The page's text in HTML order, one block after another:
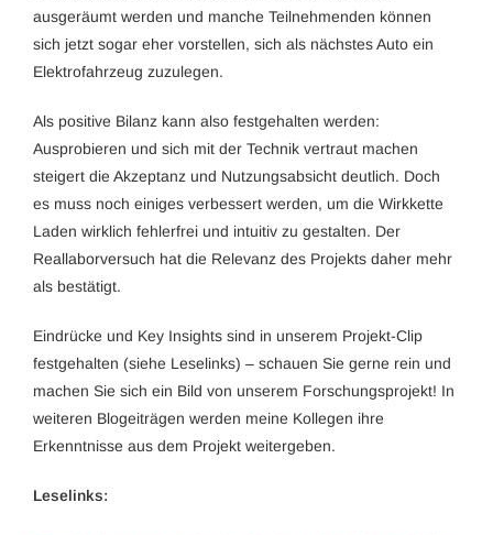
ausgeräumt werden und manche Teilnehmenden können
sich jetzt sogar eher vorstellen, sich als nächstes Auto ein
Elektrofahrzeug zuzulegen.
Als positive Bilanz kann also festgehalten werden:
Ausprobieren und sich mit der Technik vertraut machen
steigert die Akzeptanz und Nutzungsabsicht deutlich. Doch
es muss noch einiges verbessert werden, um die Wirkkette
Laden wirklich fehlerfrei und intuitiv zu gestalten. Der
Reallaborversuch hat die Relevanz des Projekts daher mehr
als bestätigt.
Eindrücke und Key Insights sind in unserem Projekt-Clip
festgehalten (siehe Leselinks) – schauen Sie gerne rein und
machen Sie sich ein Bild von unserem Forschungsprojekt! In
weiteren Blogeiträgen werden meine Kollegen ihre
Erkenntnisse aus dem Projekt weitergeben.
Leselinks: